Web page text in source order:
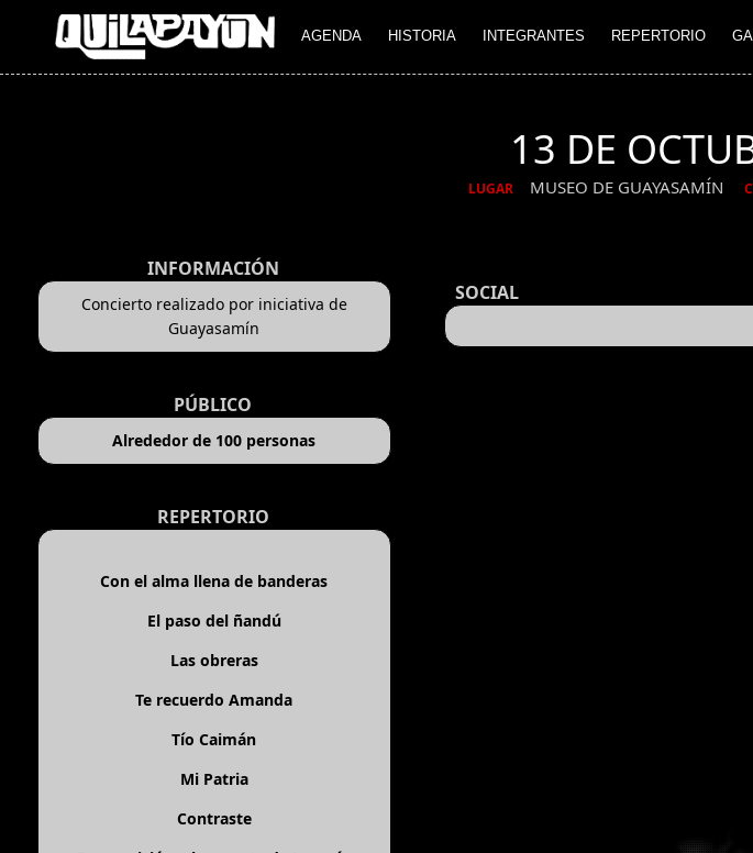
AGENDA HISTORIA INTEGRANTES REPERTORIO
13 DE
LUGAR MUSEO DE GUAYASAMÍN
INFORMACIÓN
Concierto realizado por iniciativa de
Guayasamín
PÚBLICO
Alrededor de 100 personas
REPERTORIO
Con el alma llena de banderas
El paso del ñandú
Las obreras
Te recuerdo Amanda
Tío Caimán
Mi Patria
Contraste
SOCIAL